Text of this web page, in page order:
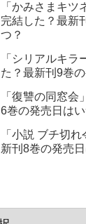
「かみさまキツ
完結した？最新
つ？
「シリアルキラ
た？最新刊9巻
「復讐の同窓会
6巻の発売日はい
「小説 ブチ切
新刊8巻の発売